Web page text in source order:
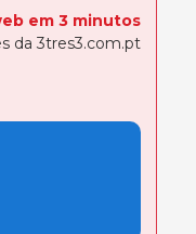
em 3 minutos
da 3tres3.com.pt